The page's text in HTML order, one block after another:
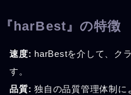
『harBest』の特徴
速度: harBestを介して、ク
す。
品質: 独自の品質管理体制に